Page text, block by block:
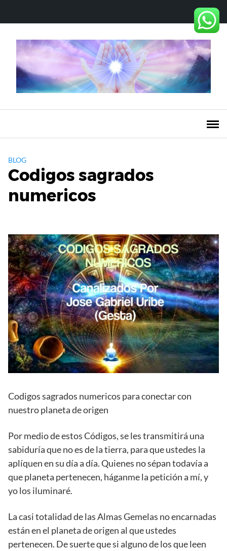
contenido
BLOG
Codigos sagrados
numericos
Codigos sagrados numericos para conectar con
nuestro planeta de origen
Por medio de estos Códigos, se les transmitirá una
sabiduría que no es de la tierra, para que ustedes la
aplíquen en su día a día. Quienes no sépan todavía a
que planeta pertenecen, háganme la petición a mí, y
yo los iluminaré.
La casi totalidad de las Almas Gemelas no encarnadas
están en el planeta de origen al que ustedes
pertenecen. De suerte que si alguno de los que leen